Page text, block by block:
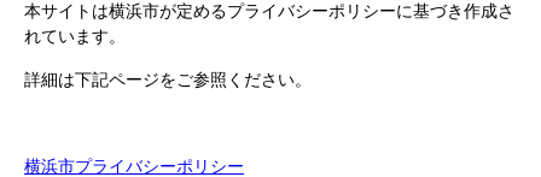
本サイトは横浜市が定めるプライバシーポリシーに基づき作成さ
れています。
詳細は下記ページをご参照ください。
横浜市プライバシーポリシー